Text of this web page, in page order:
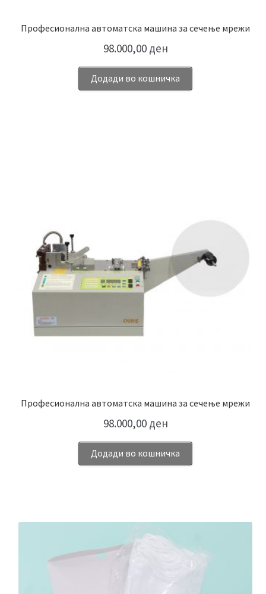
Професионална автоматска машина за сечење мрежи
98.000,00 ден
Додади во кошничка
Професионална автоматска машина за сечење мрежи
98.000,00 ден
Додади во кошничка